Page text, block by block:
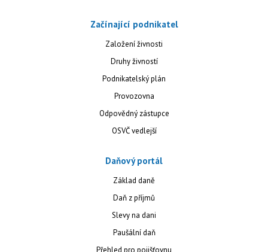
Začínající podnikatel
Založení živnosti
Druhy živností
Podnikatelský plán
Provozovna
Odpovědný zástupce
OSVČ vedlejší
Daňový portál
Základ daně
Daň z příjmů
Slevy na dani
Paušální daň
Přehled pro pojišťovnu